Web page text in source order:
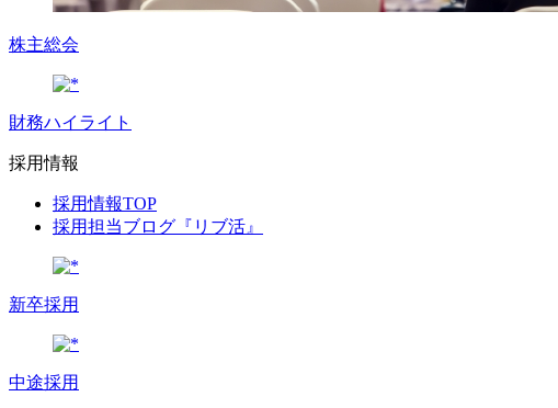
株主総会
財務ハイライト
採用情報
採用情報TOP
採用担当ブログ『リブ活』
新卒採用
中途採用